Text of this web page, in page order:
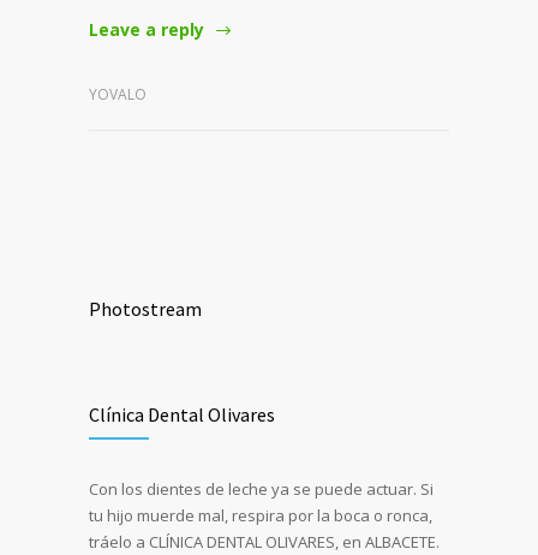
Leave a reply
YOVALO
Photostream
Clínica Dental Olivares
Con los dientes de leche ya se puede actuar. Si
tu hijo muerde mal, respira por la boca o ronca,
tráelo a CLÍNICA DENTAL OLIVARES, en ALBACETE.